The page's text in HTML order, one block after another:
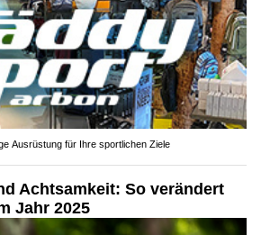
Ausrüstung für Ihre sportlichen Ziele
Achtsamkeit: So verändert
Jahr 2025